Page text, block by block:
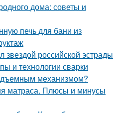
дома: советы и
печь для бани из
звездой российской эстрады
и технологии сварки
механизмом?
матраса. Плюсы и минусы